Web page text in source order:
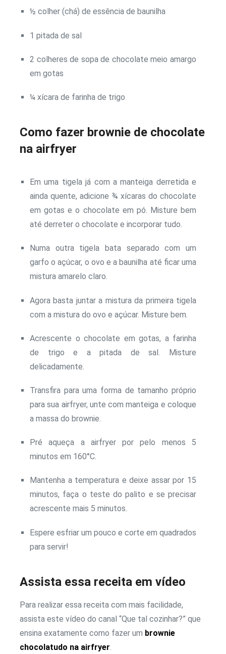
½ colher (chá) de essência de baunilha
1 pitada de sal
2 colheres de sopa de chocolate meio amargo
em gotas
¼ xícara de farinha de trigo
Como fazer brownie de chocolate
na airfryer
Em uma tigela já com a manteiga derretida e
ainda quente, adicione ¾ xícaras do chocolate
em gotas e o chocolate em pó. Misture bem
até derreter o chocolate e incorporar tudo.
Numa outra tigela bata separado com um
garfo o açúcar, o ovo e a baunilha até ficar uma
mistura amarelo claro.
Agora basta juntar a mistura da primeira tigela
com a mistura do ovo e açúcar. Misture bem.
Acrescente o chocolate em gotas, a farinha
de trigo e a pitada de sal. Misture
delicadamente.
Transfira para uma forma de tamanho próprio
para sua airfryer, unte com manteiga e coloque
a massa do brownie.
Pré aqueça a airfryer por pelo menos 5
minutos em 160°C.
Mantenha a temperatura e deixe assar por 15
minutos, faça o teste do palito e se precisar
acrescente mais 5 minutos.
Espere esfriar um pouco e corte em quadrados
para servir!
Assista essa receita em vídeo
Para realizar essa receita com mais facilidade,
assista este vídeo do canal “Que tal cozinhar?” que
ensina exatamente como fazer um brownie
chocolatudo na airfryer